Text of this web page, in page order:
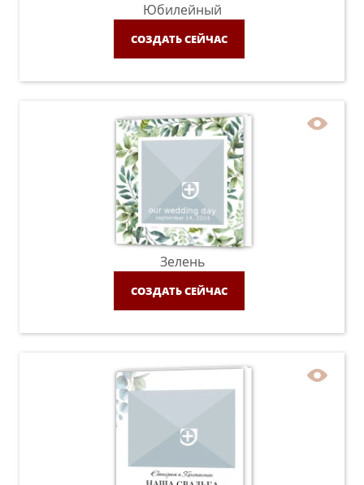
Юбилейный
СОЗДАТЬ СЕЙЧАС
Зелень
СОЗДАТЬ СЕЙЧАС